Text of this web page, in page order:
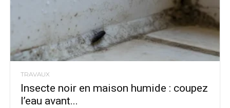
TRAVAUX
Insecte noir en maison humide : coupez
l’eau avant...